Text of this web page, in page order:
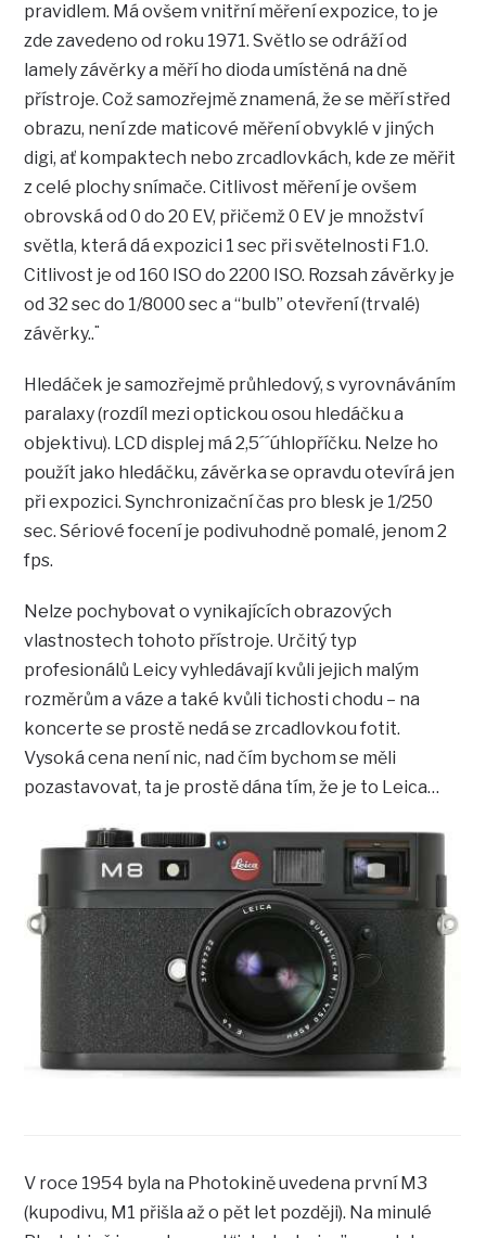
pravidlem. Má ovšem vnitřní měření expozice, to je
zde zavedeno od roku 1971. Světlo se odráží od
lamely závěrky a měří ho dioda umístěná na dně
přístroje. Což samozřejmě znamená, že se měří střed
obrazu, není zde maticové měření obvyklé v jiných
digi, ať kompaktech nebo zrcadlovkách, kde ze měřit
z celé plochy snímače. Citlivost měření je ovšem
obrovská od 0 do 20 EV, přičemž 0 EV je množství
světla, která dá expozici 1 sec při světelnosti F1.0.
Citlivost je od 160 ISO do 2200 ISO. Rozsah závěrky je
od 32 sec do 1/8000 sec a “bulb” otevření (trvalé)
závěrky..¨
Hledáček je samozřejmě průhledový, s vyrovnáváním
paralaxy (rozdíl mezi optickou osou hledáčku a
objektivu). LCD displej má 2,5´´úhlopříčku. Nelze ho
použít jako hledáčku, závěrka se opravdu otevírá jen
při expozici. Synchronizační čas pro blesk je 1/250
sec. Sériové focení je podivuhodně pomalé, jenom 2
fps.
Nelze pochybovat o vynikajících obrazových
vlastnostech tohoto přístroje. Určitý typ
profesionálů Leicy vyhledávají kvůli jejich malým
rozměrům a váze a také kvůli tichosti chodu – na
koncerte se prostě nedá se zrcadlovkou fotit.
Vysoká cena není nic, nad čím bychom se měli
pozastavovat, ta je prostě dána tím, že je to Leica…
V roce 1954 byla na Photokině uvedena první M3
(kupodivu, M1 přišla až o pět let později). Na minulé